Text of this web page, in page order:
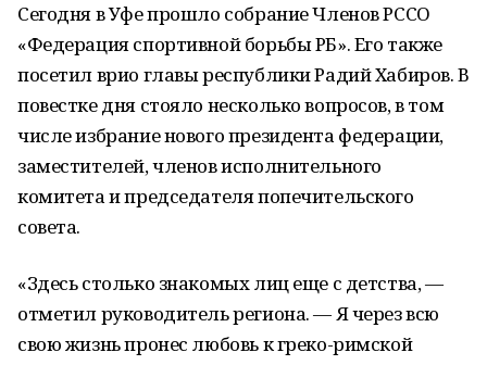
Сегодня в Уфе прошло собрание Членов РССО
«Федерация спортивной борьбы РБ». Его также
посетил врио главы республики Радий Хабиров. В
повестке дня стояло несколько вопросов, в том
числе избрание нового президента федерации,
заместителей, членов исполнительного
комитета и председателя попечительского
совета.
«Здесь столько знакомых лиц еще с детства, —
отметил руководитель региона. — Я через всю
свою жизнь пронес любовь к греко-римской